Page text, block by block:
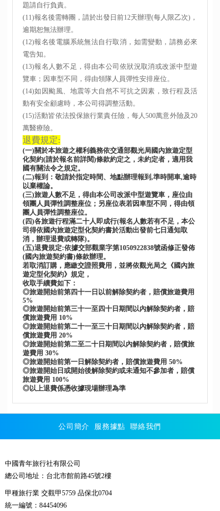
題請自行負責。
(11)報名後需轉團，請於出發日前12天辦理(每人限乙次)，
逾期恕無法辦理。
(12)報名後 電腦系統無法自行取消，如需變動，請務必來
電告知。
(13)報名人數不足，得由本公司依狀況取消或改派中型遊
覽車；因車型不同，得由領隊人員彈性安排座位。
(14)如因颱風、地震等大自然不可抗之因素，致行程及活
動有安全顧慮時，本公司得調整活動。
(15)活動皆依法投保旅行業責任險，每人500萬意外險及20
萬醫療險。
退費規定:
(一)關於本旅遊之權利義務依交通部觀光局國內旅遊定型
化契約(請於報名前詳閱)條款約定之，未約定者，適用我
國有關法令之規定。
(二)報到：敬請於指定時間、地點辦理報到,準時開車,逾時
以棄權論。
(三)旅遊人數不足，得由本公司改派中型遊覽車，座位由
領團人員彈性調整座位；另座位表若因車型不同，得由領
團人員彈性調整座位。
(四)各旅遊行程滿二十人即成行(報名人數若有不足，本公
司得依國內旅遊定型化契約書於活動出發前七日通知取
消，辦理退費或轉隊)。
(五)退費規定:依據交部觀業字第1050922838號函修正發佈
(國內旅遊契約書)條款辦理。
若取消訂購，應繳交證照費用，並將依觀光局之《國內旅
遊定型化契約》規定，
收取手續費如下：
◎旅遊開始前第四十一日以前解除契約者，賠償旅遊費用
5%
◎旅遊開始前第三十一至四十日期間以內解除契約者，賠
償旅遊費用 10%
◎旅遊開始前第二十一至三十日期間以內解除契約者，賠
償旅遊費用 20%
◎旅遊開始前第二至二十日期間以內解除契約者，賠償旅
遊費用 30%
◎旅遊開始前第一日解除契約者，賠償旅遊費用 50%
◎旅遊開始日或開始後解除契約或未通知不參加者，賠償
旅遊費用 100%
◎以上退費係憑收據現場辦理為準
公司簡介 服務據點 聯絡我們
中國青年旅行社有限公司
總公司地址：台北市館前路45號2樓
甲種旅行業 交觀甲5759 品保北0704
統一編號：84454096